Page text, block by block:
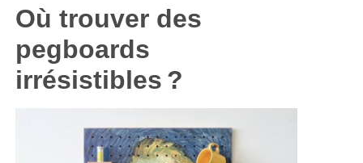
Où trouver des
pegboards
irrésistibles ?